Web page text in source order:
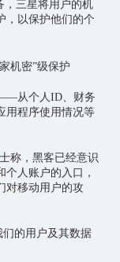
，三星将用户的机
，以保护他们的个
从个人ID、财务
用程序使用情况等
称，黑客已经意识
人账户的入口，
对移动用户的攻
的用户及其数据